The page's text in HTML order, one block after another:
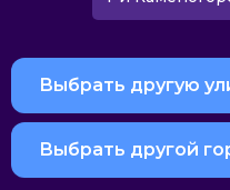
Выбрать другую
Выбрать другой